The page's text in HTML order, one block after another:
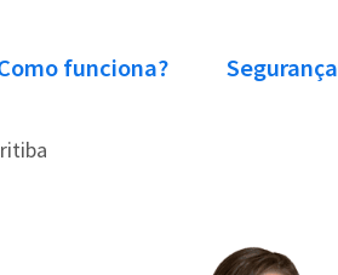
funciona? Segurança